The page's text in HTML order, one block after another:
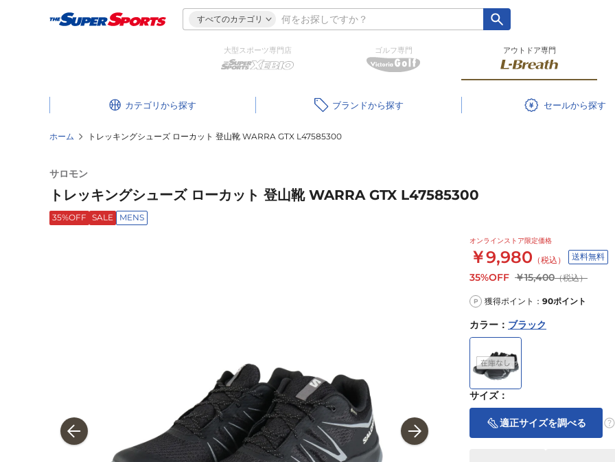
すべてのカテゴリ
大型スポーツ専門店 ゴルフ専門 アウトドア専門
カテゴリ ブランド セール
ホーム トレッキングシューズ ローカット 登山靴 WARRA GTX L47585300
サロモン
トレッキングシューズ ローカット 登山靴 WARRA GTX L47585300
35%OFF SALE MENS
オンラインストア限定価格
￥9,980 （税込） 送料無料
35%OFF ￥15,400（税込）
P 獲得ポイント： 90ポイント
カラー ： ブラック
サイズ：
適正サイズを調べる